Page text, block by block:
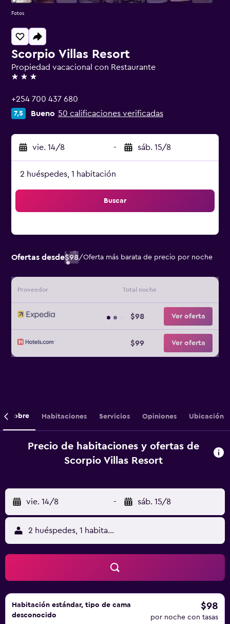
Scorpio Villas Resort
Propiedad vacacional con Restaurante
3 estrellas
+254 700 437 680
7,5 Bueno 50 calificaciones verificadas
vie. 14/8 - sáb. 15/8
2 huéspedes, 1 habitación
Buscar
Ofertas desde$98/Oferta más barata de precio por noche
Proveedor Total noche
$98 Ver oferta
$99 Ver oferta
Fotos
Sobre Habitaciones Servicios Opiniones Ubicación
Precio de habitaciones y ofertas de
Scorpio Villas Resort
vie. 14/8 - sáb. 15/8
2 huéspedes, 1 habitación
Habitación estándar, tipo de cama
desconocido
$98
por noche con tasas